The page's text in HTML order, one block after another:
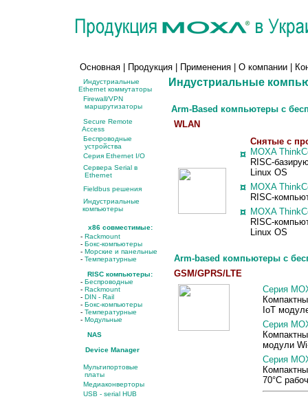
Основная Продукция Применения О компании
Индустриальные
Ethernet коммутаторы
Firewall/VPN
маршрутизаторы
Secure Remote
Access
Беспроводные
устройства
Серия Ethernet I/O
Сервера Serial в
Ethernet
Fieldbus решения
Индустриальные
компьютеры
x86 совместимые:
- Rackmount
- Бокс-компьютеры
- Морские и панельные
- Температурные
RISC компьютеры:
- Беспроводные
- Rackmount
- DIN - Rail
- Бокс-компьютеры
- Температурные
- Модульные
NAS
Device Manager
Мультипортовые
платы
Медиаконверторы
USB - serial HUB
Индустриальные
Arm-Based компьютеры с
WLAN
¤
Снятые с
MOXA
RISC-
Linux OS
¤ MOXA
RISC-
¤ MOXA
RISC-
Linux OS
Arm-based компьютеры с
GSM/GPRS/LTE
Серия
IoT
Серия
модули
Серия
70°C